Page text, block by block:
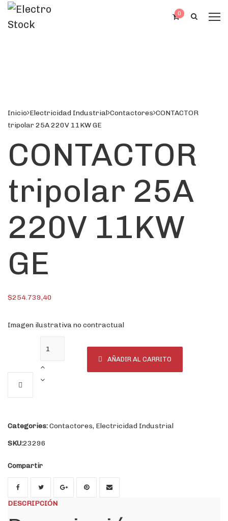
0
Inicio Electricidad Industrial Contactores CONTACTOR
tripolar 25A 220V 11KW GE
CONTACTOR
tripolar 25A
220V 11KW
GE
$254.739,40
Imagen ilustrativa no contractual
AÑADIR AL CARRITO
Categories:Contactores, Electricidad Industrial
SKU:23296
Compartir
DESCRIPCIÓN